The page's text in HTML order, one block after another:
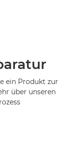
ein Produkt zur
über unseren